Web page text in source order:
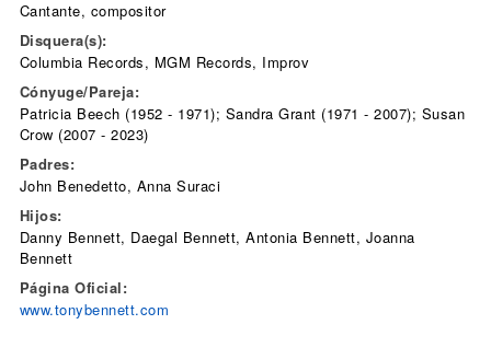
Cantante, compositor
Disquera(s):
Columbia Records, MGM Records, Improv
Cónyuge/Pareja:
Patricia Beech (1952 - 1971); Sandra Grant (1971 - 2007); Susan
Crow (2007 - 2023)
Padres:
John Benedetto, Anna Suraci
Hijos:
Danny Bennett, Daegal Bennett, Antonia Bennett, Joanna
Bennett
Página Oficial:
www.tonybennett.com